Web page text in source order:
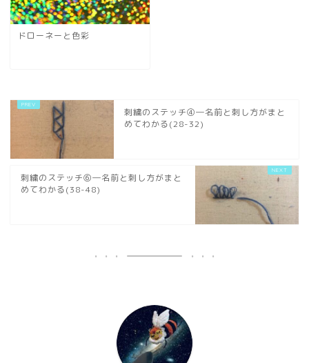
ドローネーと色彩
刺繍のステッチ④―名前と刺し方がまと
めてわかる(28-32)
刺繍のステッチ⑥―名前と刺し方がまと
めてわかる(38-48)